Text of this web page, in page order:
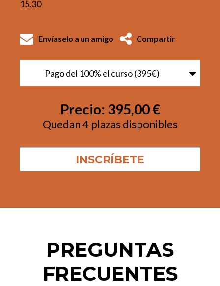
15.30
Envíaselo a un amigo Compartir
Pago del 100% el curso (395€)
Precio: 395,00 €
Quedan 4 plazas disponibles
PREGUNTAS
FRECUENTES